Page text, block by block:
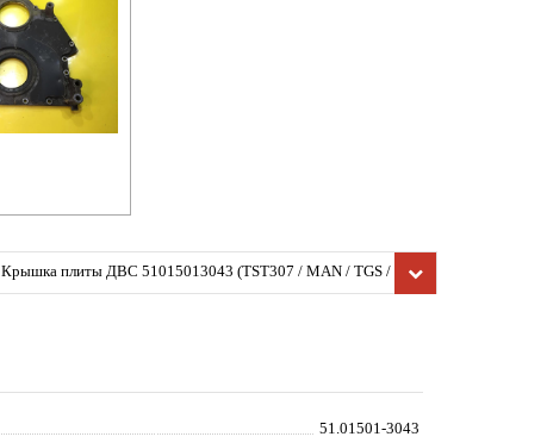
Крышка плиты ДВС 51015013043 (TST307 / MAN / TGS / 2008,
Деталь, б/у)
51.01501-3043